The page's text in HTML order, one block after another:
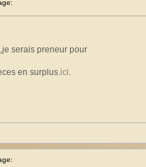
serais preneur pour
en surplus.ici.